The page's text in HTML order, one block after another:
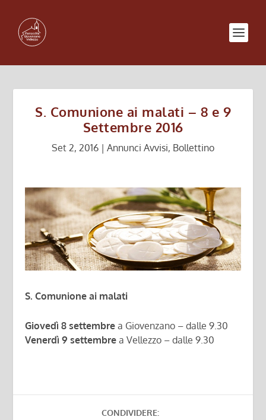
S. Comunione ai malati – 8 e 9
Settembre 2016
Set 2, 2016 | Annunci Avvisi, Bollettino
S. Comunione ai malati
Giovedì 8 settembre a Giovenzano – dalle 9.30
Venerdì 9 settembre a Vellezzo – dalle 9.30
CONDIVIDERE: